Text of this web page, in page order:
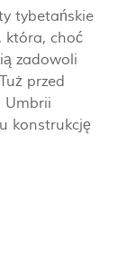
tybetańskie
która, choć
zadowoli
przed
Umbrii
konstrukcję